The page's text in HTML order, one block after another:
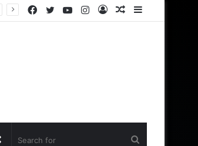
Sidebar
Random
Log
Instagram
YouTube
Twitter
Facebook
Random